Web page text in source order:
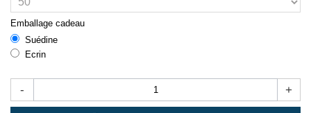
Emballage cadeau
Suédine
Ecrin
- +